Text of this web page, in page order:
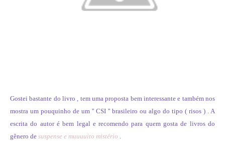
Gostei bastante do livro , tem uma proposta bem interessante e também nos
mostra um pouquinho de um '' CSI '' brasileiro ou algo do tipo ( risos ) . A
escrita do autor é bem legal e recomendo para quem gosta de livros do
gênero de suspense e muuuuito mistério